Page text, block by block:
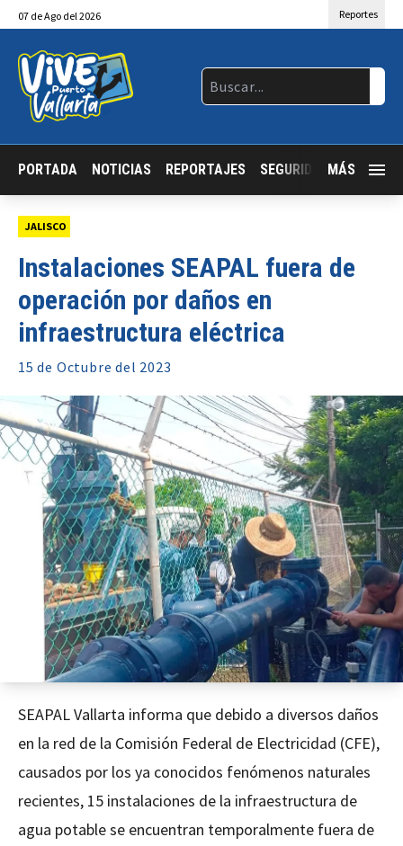
07 deAgo del 2026 Reportes
PORTADA NOTICIAS REPORTAJES SEGURIDAD JALISCO
MÁS
JALISCO
Instalaciones SEAPAL fuera de
operación por daños en
infraestructura eléctrica
15 de Octubre del 2023
SEAPAL Vallarta informa que debido a diversos daños
en la red de la Comisión Federal de Electricidad (CFE),
causados por los ya conocidos fenómenos naturales
recientes, 15 instalaciones de la infraestructura de
agua potable se encuentran temporalmente fuera de